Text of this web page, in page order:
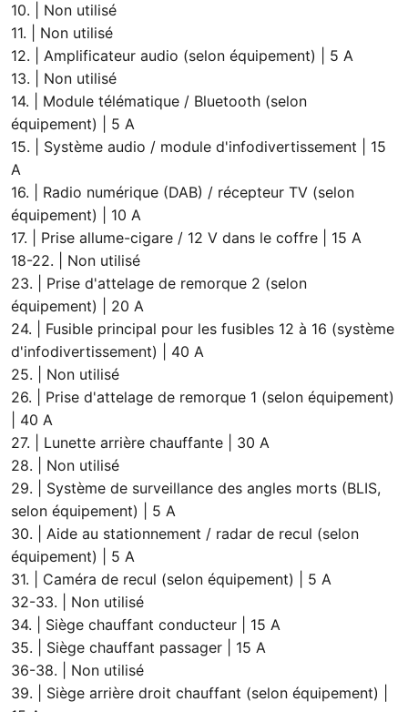
10. | Non utilisé
11. | Non utilisé
12. | Amplificateur audio (selon équipement) | 5 A
13. | Non utilisé
14. | Module télématique / Bluetooth (selon
équipement) | 5 A
15. | Système audio / module d'infodivertissement | 15
A
16. | Radio numérique (DAB) / récepteur TV (selon
équipement) | 10 A
17. | Prise allume-cigare / 12 V dans le coffre | 15 A
18-22. | Non utilisé
23. | Prise d'attelage de remorque 2 (selon
équipement) | 20 A
24. | Fusible principal pour les fusibles 12 à 16 (système
d'infodivertissement) | 40 A
25. | Non utilisé
26. | Prise d'attelage de remorque 1 (selon équipement)
| 40 A
27. | Lunette arrière chauffante | 30 A
28. | Non utilisé
29. | Système de surveillance des angles morts (BLIS,
selon équipement) | 5 A
30. | Aide au stationnement / radar de recul (selon
équipement) | 5 A
31. | Caméra de recul (selon équipement) | 5 A
32-33. | Non utilisé
34. | Siège chauffant conducteur | 15 A
35. | Siège chauffant passager | 15 A
36-38. | Non utilisé
39. | Siège arrière droit chauffant (selon équipement) |